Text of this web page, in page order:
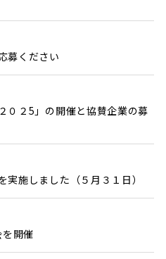
募ください
０２5」の開催と協賛企業の募
施しました（５月３１日）
開催